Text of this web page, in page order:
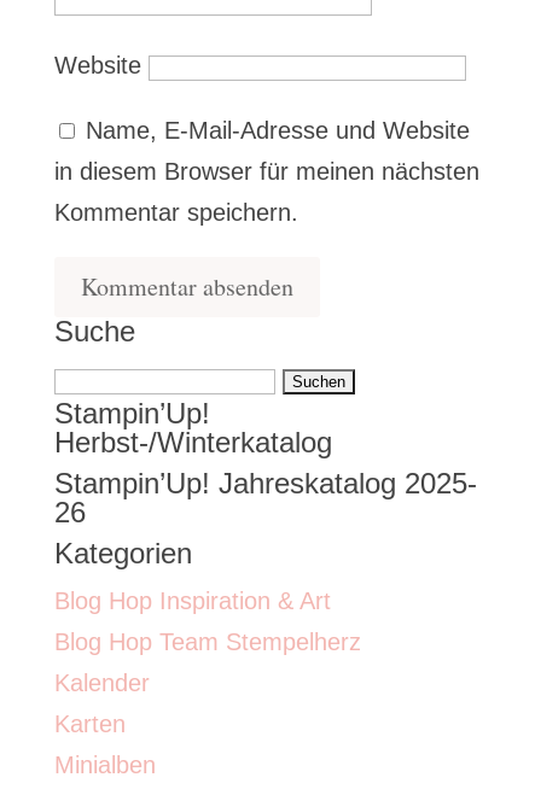
Website
Name, E-Mail-Adresse und Website
in diesem Browser für meinen nächsten
Kommentar speichern.
Suche
Suchen
nach:
Stampin’Up!
Herbst-/Winterkatalog
Stampin’Up! Jahreskatalog 2025-
26
Kategorien
Blog Hop Inspiration & Art
Blog Hop Team Stempelherz
Kalender
Karten
Minialben